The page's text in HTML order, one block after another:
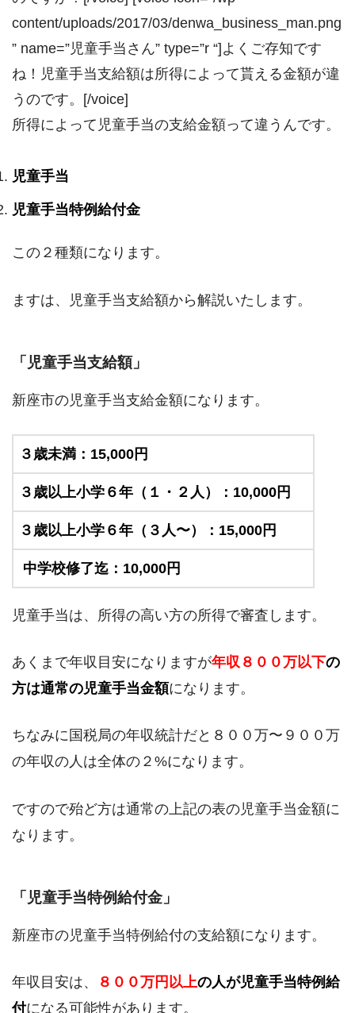
content/uploads/2017/03/denwa_business_man.png
” name=”児童手当さん” type=”r “]よくご存知です
ね！児童手当支給額は所得によって貰える金額が違
うのです。[/voice]
所得によって児童手当の支給金額って違うんです。
児童手当
児童手当特例給付金
この２種類になります。
ますは、児童手当支給額から解説いたします。
「児童手当支給額」
新座市の児童手当支給金額になります。
３歳未満：15,000円
３歳以上小学６年（１・２人）：10,000円
３歳以上小学６年（３人〜）：15,000円
中学校修了迄：10,000円
児童手当は、所得の高い方の所得で審査します。
あくまで年収目安になりますが年収８００万以下の
方は通常の児童手当金額になります。
ちなみに国税局の年収統計だと８００万〜９００万
の年収の人は全体の２%になります。
ですので殆ど方は通常の上記の表の児童手当金額に
なります。
「児童手当特例給付金」
新座市の児童手当特例給付の支給額になります。
年収目安は、 ８００万円以上の人が児童手当特例給
付になる可能性があります。